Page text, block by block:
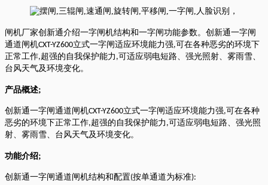
闸机厂家创新通介绍一字闸机结构和一字闸功能参数。创新通一字闸
通道闸机CXT-YZ600立式一字闸适应环境能力强,可在各种恶劣的环境下
正常工作,超强的自我保护能力 ,可适应弱电短路、强光照射、雾雨雪、
台风天气及环境变化。
产品概述;
创新通一字闸通道闸机CXT-YZ600立式一字闸适应环境能力强,可在各种
恶劣的环境下正常工作,超强的自我保护能力 ,可适应弱电短路、强光照
射、雾雨雪、台风天气及环境变化。
功能介绍;
创新通一字闸通道闸机结构和配置(按单通道为标准):